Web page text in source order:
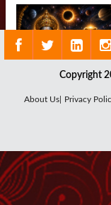
Copyright
About Us| Privacy